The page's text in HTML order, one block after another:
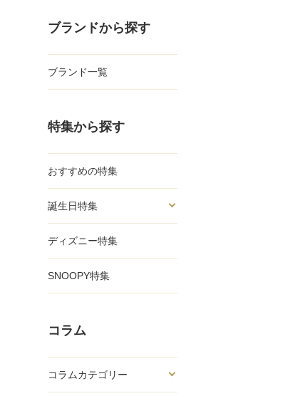
ブランドから探す
ブランド一覧
特集から探す
おすすめの特集
誕生日特集
ディズニー特集
SNOOPY特集
コラム
コラムカテゴリー